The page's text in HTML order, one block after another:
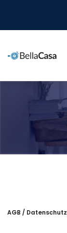
AGB / Datenschutz